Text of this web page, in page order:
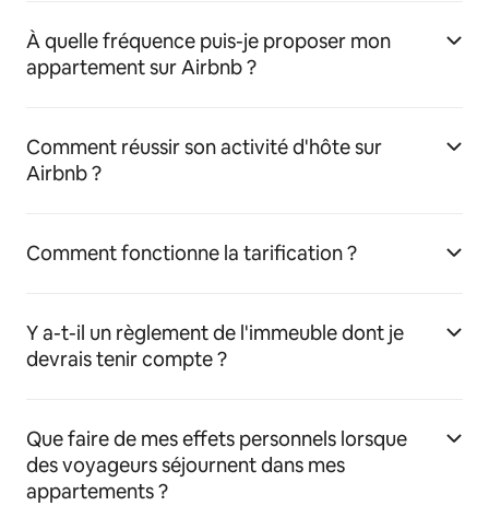
À quelle fréquence puis-je proposer mon
appartement sur Airbnb ?
Comment réussir son activité d'hôte sur
Airbnb ?
Comment fonctionne la tarification ?
Y a-t-il un règlement de l'immeuble dont je
devrais tenir compte ?
Que faire de mes effets personnels lorsque
des voyageurs séjournent dans mes
appartements ?